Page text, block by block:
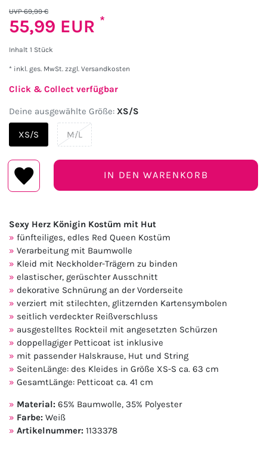
UVP 69,99 €
55,99 EUR *
Inhalt 1 Stück
* inkl. ges. MwSt. zzgl. Versandkosten
Click & Collect verfügbar
Deine ausgewählte Größe: XS/S
XS/S M/L
IN DEN WARENKORB
Sexy Herz Königin Kostüm mit Hut
fünfteiliges, edles Red Queen Kostüm
Verarbeitung mit Baumwolle
Kleid mit Neckholder-Trägern zu binden
elastischer, gerüschter Ausschnitt
dekorative Schnürung an der Vorderseite
verziert mit stilechten, glitzernden Kartensymbolen
seitlich verdeckter Reißverschluss
ausgestelltes Rockteil mit angesetzten Schürzen
doppellagiger Petticoat ist inklusive
mit passender Halskrause, Hut und String
SeitenLänge: des Kleides in Größe XS-S ca. 63 cm
GesamtLänge: Petticoat ca. 41 cm
Material: 65% Baumwolle, 35% Polyester
Farbe: Weiß
Artikelnummer: 1133378